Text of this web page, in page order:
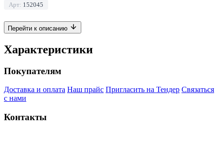
Арт: 152045
Перейти к описанию
Характеристики
Покупателям
Доставка и оплата Наш прайс Пригласить на Тендер Связаться
с нами
Контакты